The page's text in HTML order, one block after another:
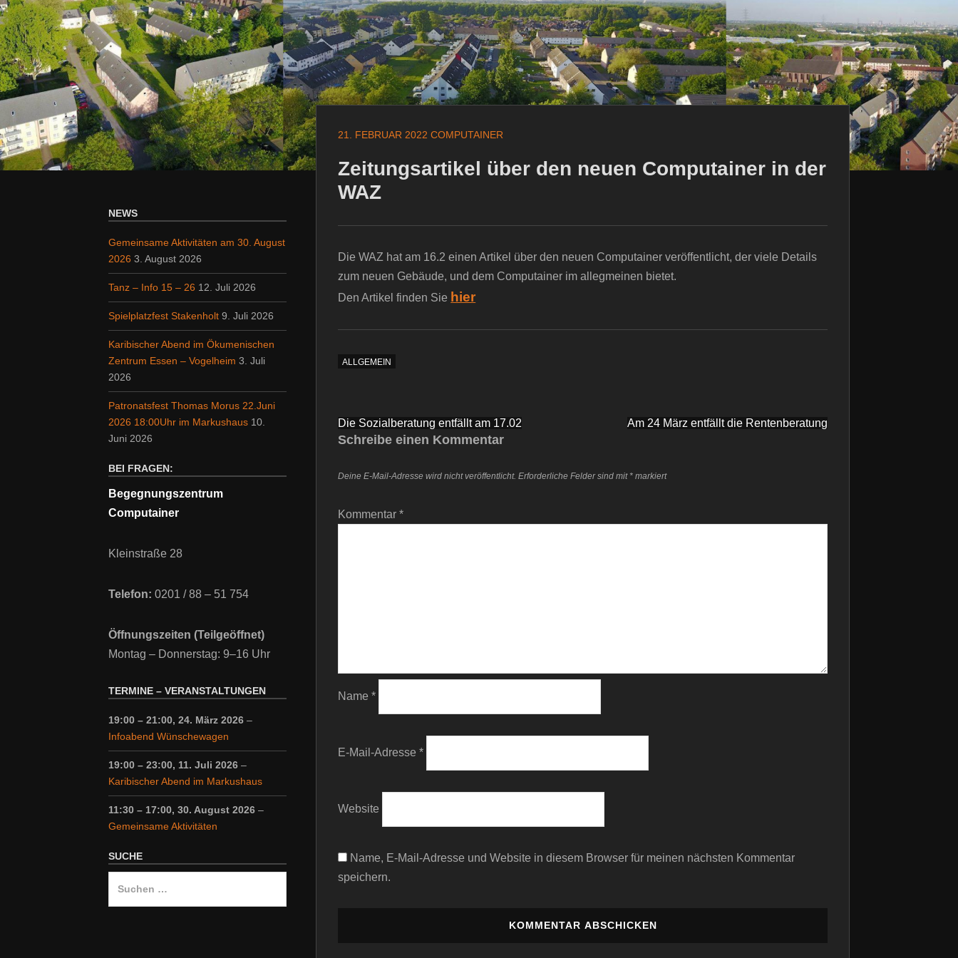
21. FEBRUAR 2022 COMPUTAINER
Zeitungsartikel über den neuen Computainer in der
WAZ
Die WAZ hat am 16.2 einen Artikel über den neuen Computainer veröffentlicht, der viele Details
zum neuen Gebäude, und dem Computainer im allegmeinen bietet.
Den Artikel finden Sie hier
ALLGEMEIN
Beitragsnavigation
Die Sozialberatung entfällt am 17.02 Am 24 März entfällt die Rentenberatung
Schreibe einen Kommentar
Deine E-Mail-Adresse wird nicht veröffentlicht. Erforderliche Felder sind mit * markiert
Kommentar*
Name*
E-Mail-Adresse*
Website
Name, E-Mail-Adresse und Website in diesem Browser für meinen nächsten Kommentar
speichern.
NEWS
Gemeinsame Aktivitäten am 30. August
2026 3. August 2026
Tanz – Info 15 – 26 12. Juli 2026
Spielplatzfest Stakenholt 9. Juli 2026
Karibischer Abend im Ökumenischen
Zentrum Essen – Vogelheim 3. Juli
2026
Patronatsfest Thomas Morus 22.Juni
2026 18:00Uhr im Markushaus 10.
Juni 2026
BEI FRAGEN:
Begegnungszentrum
Computainer
Kleinstraße 28
Telefon: 0201 / 88 – 51 754
Öffnungszeiten (Teilgeöffnet)
Montag – Donnerstag: 9–16 Uhr
TERMINE – VERANSTALTUNGEN
19:00 – 21:00, 24. März 2026 –
Infoabend Wünschewagen
19:00 – 23:00, 11. Juli 2026 –
Karibischer Abend im Markushaus
11:30 – 17:00, 30. August 2026 –
Gemeinsame Aktivitäten
SUCHE